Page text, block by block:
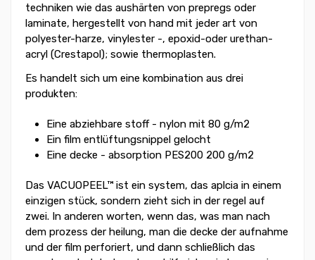
techniken wie das aushärten von prepregs oder
laminate, hergestellt von hand mit jeder art von
polyester-harze, vinylester -, epoxid-oder urethan-
acryl (Crestapol); sowie thermoplasten.
Es handelt sich um eine kombination aus drei
produkten:
Eine abziehbare stoff - nylon mit 80 g/m2
Ein film entlüftungsnippel gelocht
Eine decke - absorption PES200 200 g/m2
Das VACUOPEEL™ ist ein system, das aplcia in einem
einzigen stück, sondern zieht sich in der regel auf
zwei. In anderen worten, wenn das, was man nach
dem prozess der heilung, man die decke der aufnahme
und der film perforiert, und dann schließlich das